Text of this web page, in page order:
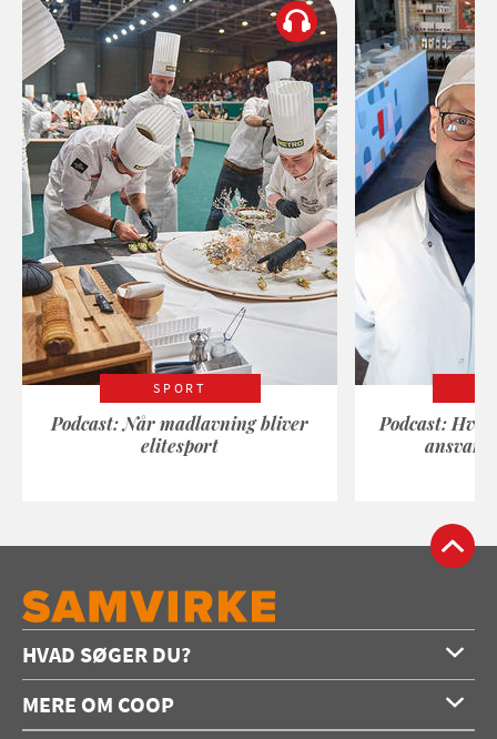
SPORT
Podcast: Når madlavning bliver
elitesport
Podcast:
HVAD SØGER DU?
Opskrifter
MERE OM COOP